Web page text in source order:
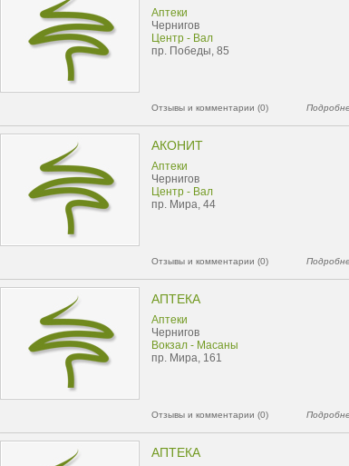
Аптеки
Чернигов
Центр - Вал
пр. Победы, 85
Отзывы и комментарии (0)
АКОНИТ
Аптеки
Чернигов
Центр - Вал
пр. Мира, 44
Отзывы и комментарии (0)
АПТЕКА
Аптеки
Чернигов
Вокзал - Масаны
пр. Мира, 161
Отзывы и комментарии (0)
АПТЕКА